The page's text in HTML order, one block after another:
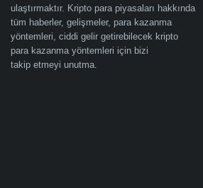
ulaştırmaktır. Kripto para piyasaları hakkında
tüm haberler, gelişmeler, para kazanma
yöntemleri, ciddi gelir getirebilecek kripto
para kazanma yöntemleri için bizi
takip etmeyi unutma.